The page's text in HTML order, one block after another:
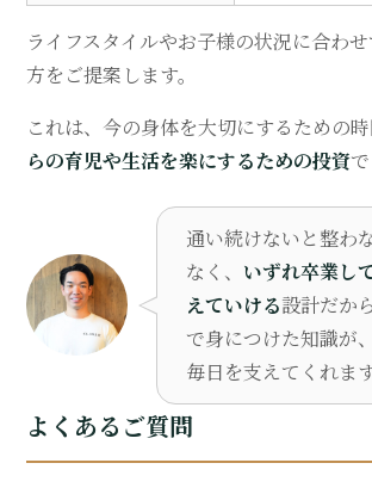
ライフスタイルやお子様の状況に合わ
方をご提案します。
これは、今の身体を大切にするための時
らの育児や生活を楽にするための投資
通い続けないと整わ
なく、 いずれ卒業し
えていける設計だか
で身につけた知識が
毎日を支えてくれます
よくあるご質問